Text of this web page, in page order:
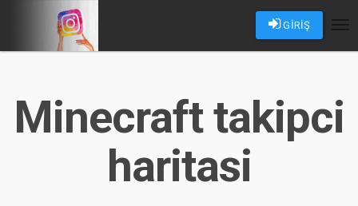
GİRİŞ
Minecraft takipci
haritasi